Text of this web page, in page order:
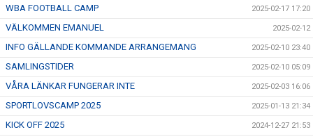
WBA FOOTBALL CAMP 2025-02-17 17:20
VÄLKOMMEN EMANUEL 2025-02-12
INFO GÄLLANDE KOMMANDE ARRANGEMANG 2025-02-10 23:40
SAMLINGSTIDER 2025-02-10 05:09
VÅRA LÄNKAR FUNGERAR INTE 2025-02-03 16:06
SPORTLOVSCAMP 2025 2025-01-13 21:34
KICK OFF 2025 2024-12-27 21:53